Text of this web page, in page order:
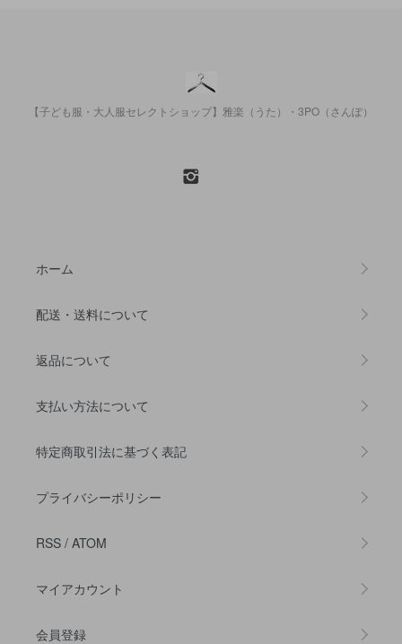
【子ども服・大人服セレクトショップ】雅楽（うた）・3PO（さんぽ）
ホーム
配送・送料について
返品について
支払い方法について
特定商取引法に基づく表記
プライバシーポリシー
RSS / ATOM
マイアカウント
会員登録